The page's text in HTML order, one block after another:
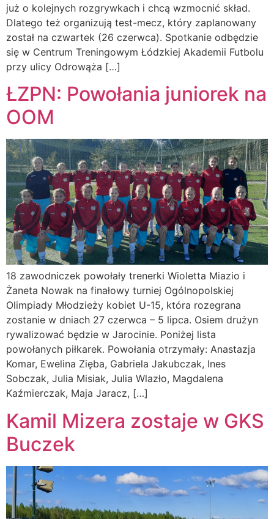
już o kolejnych rozgrywkach i chcą wzmocnić skład.
Dlatego też organizują test-mecz, który zaplanowany
został na czwartek (26 czerwca). Spotkanie odbędzie
się w Centrum Treningowym Łódzkiej Akademii Futbolu
przy ulicy Odrowąża […]
ŁZPN: Powołania juniorek na
OOM
18 zawodniczek powołały trenerki Wioletta Miazio i
Żaneta Nowak na finałowy turniej Ogólnopolskiej
Olimpiady Młodzieży kobiet U-15, która rozegrana
zostanie w dniach 27 czerwca – 5 lipca. Osiem drużyn
rywalizować będzie w Jarocinie. Poniżej lista
powołanych piłkarek. Powołania otrzymały: Anastazja
Komar, Ewelina Zięba, Gabriela Jakubczak, Ines
Sobczak, Julia Misiak, Julia Wlazło, Magdalena
Kaźmierczak, Maja Jaracz, […]
Kamil Mizera zostaje w GKS
Buczek